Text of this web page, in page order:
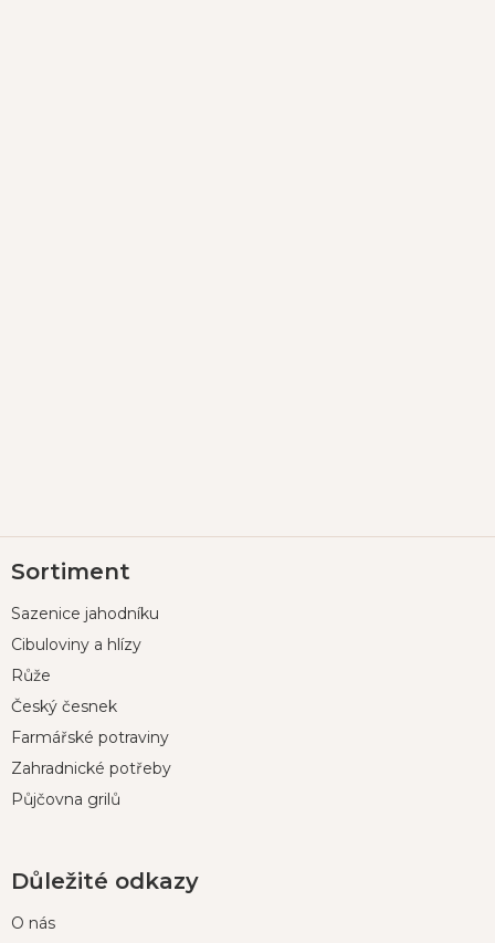
á
a
Sortiment
Sazenice jahodníku
Cibuloviny a hlízy
Růže
Český česnek
Farmářské potraviny
Zahradnické potřeby
Půjčovna grilů
Důležité odkazy
O nás